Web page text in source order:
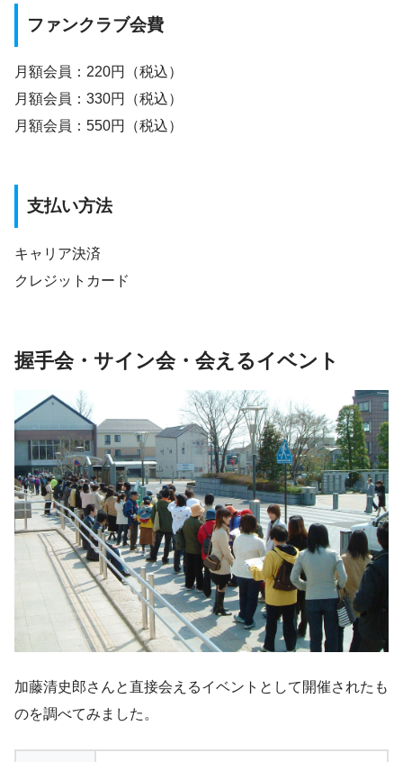
ファンクラブ会費
月額会員：220円（税込）
月額会員：330円（税込）
月額会員：550円（税込）
支払い方法
キャリア決済
クレジットカード
握手会・サイン会・会えるイベント
加藤清史郎さんと直接会えるイベントとして開催されたも
のを調べてみました。